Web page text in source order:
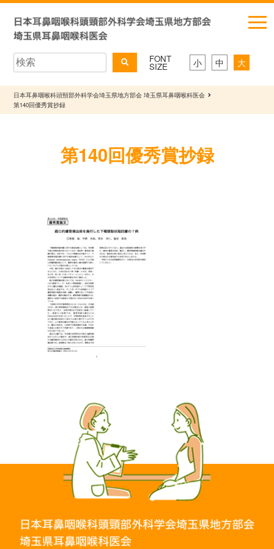
FONT
SIZE 小 中 大
日本耳鼻咽喉科頭頸部外科学会埼玉県地方部会 埼玉県耳鼻咽喉科医会
第140回優秀賞抄録
第140回優秀賞抄録